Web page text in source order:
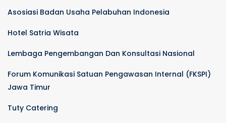
Asosiasi Badan Usaha Pelabuhan Indonesia
Hotel Satria Wisata
Lembaga Pengembangan Dan Konsultasi Nasional
Forum Komunikasi Satuan Pengawasan Internal (FKSPI)
Jawa Timur
Tuty Catering